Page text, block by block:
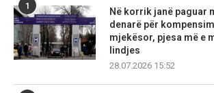
1
Në korrik janë paguar
denarë për
mjekësor, pjesa më e
lindjes
28.07.2026 15:52